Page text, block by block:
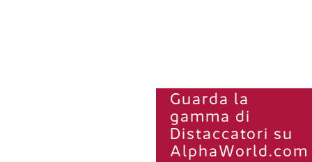
Guarda la
gamma di
Distaccatori su
AlphaWorld.com